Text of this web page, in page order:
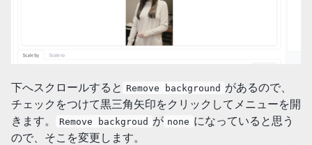
下へスクロールすると Remove background があるので、
チェックをつけて黒三角矢印をクリックしてメニューを開
きます。
Remove backgroud が none になっていると思う
ので、そこを変更します。